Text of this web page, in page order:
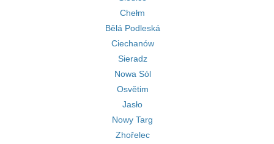
Chełm
Bělá Podleská
Ciechanów
Sieradz
Nowa Sól
Osvětim
Jasło
Nowy Targ
Zhořelec